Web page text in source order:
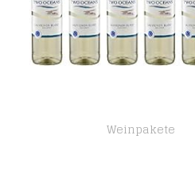
Weinpakete